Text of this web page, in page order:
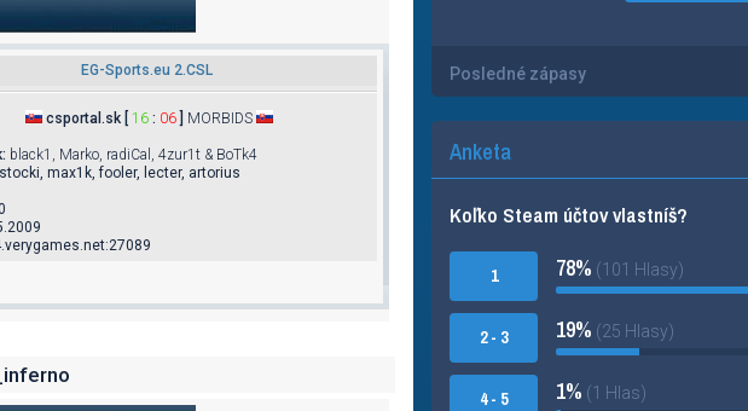
EG-Sports.eu 2.CSL
csportal.sk [ 16 : 06 MORBIDS
: black1, Marko, radiCal, 4zur1t & BoTk4
stocki, max1k, fooler, lecter, artorius
Posledné zápasy
Anketa
Koľko Steam účtov vlastníš?
1
2 - 3
4 - 5
78% (101 Hlasy)
19% (25 Hlasy)
1% (1 Hlas)